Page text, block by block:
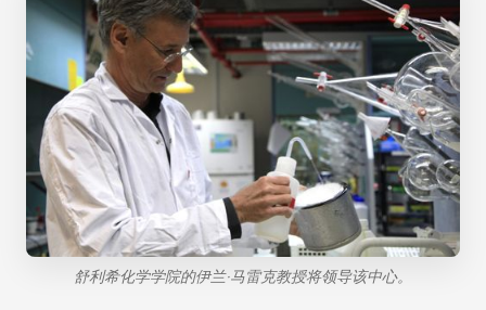
舒利希化学学院的伊兰·马雷克教授将领导该中心。